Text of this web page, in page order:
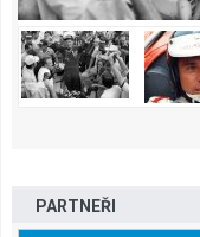
PARTNEŘI